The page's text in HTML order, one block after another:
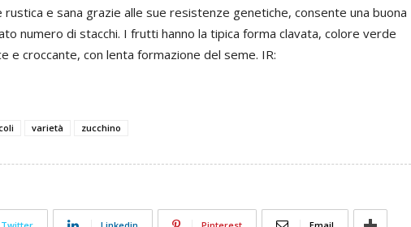
e sana grazie alle sue resistenze genetiche, consente una buona
numero di stacchi. I frutti hanno la tipica forma clavata, colore verde
e croccante, con lenta formazione del seme. IR:
varietà zucchino